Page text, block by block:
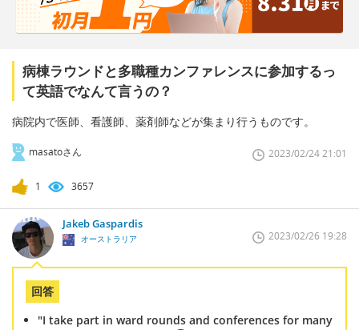
病棟ラウンドと多職種カンファレンスに参加するっ
て英語でなんて言うの？
病院内で医師、看護師、薬剤師などが集まり行うものです。
masatoさん 2023/02/24 21:01
1 3657
Jakeb Gaspardis
オーストラリア 2023/02/26 19:28
回答
"I take part in ward rounds and conferences for many